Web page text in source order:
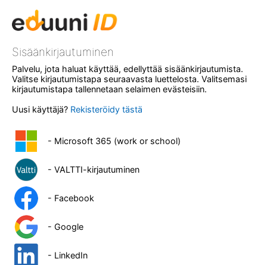
Sisäänkirjautuminen
Palvelu, jota haluat käyttää, edellyttää sisäänkirjautumista.
Valitse kirjautumistapa seuraavasta luettelosta. Valitsemasi
kirjautumistapa tallennetaan selaimen evästeisiin.
Uusi käyttäjä? Rekisteröidy tästä
- Microsoft 365 (work or school)
- VALTTI-kirjautuminen
- Facebook
- Google
- LinkedIn